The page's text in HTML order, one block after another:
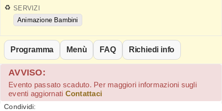
SERVIZI
Animazione Bambini
Programma Menù FAQ Richiedi info
AVVISO:
Evento passato scaduto. Per maggiori informazioni sugli
eventi aggiornati Contattaci
Condividi: